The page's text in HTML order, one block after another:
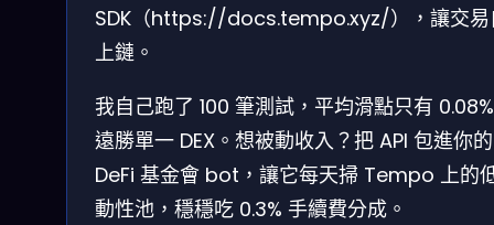
SDK（https://docs.tempo.xyz/），讓交易
上鏈。
我自己跑了 100 筆測試，平均滑點只有
遠勝單一 DEX。想被動收入？把 API 包進你的
DeFi 基金會 bot，讓它每天掃 Tempo 上的
動性池，穩穩吃 0.3% 手續費分成。